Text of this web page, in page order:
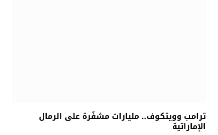
ترامب وويتكوف.. مليارات مشفّرة على الرمال
الإماراتية